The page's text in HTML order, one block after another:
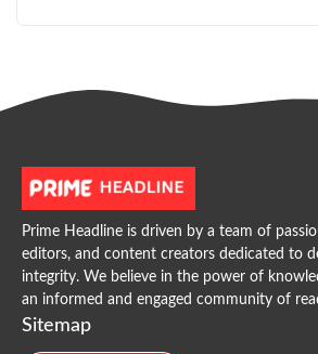
Prime Headline is driven by a team of
editors, and content creators dedicated to
integrity. We believe in the power of
an informed and engaged community of
Sitemap